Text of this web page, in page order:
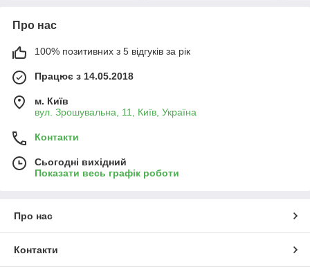
Про нас
100% позитивних з 5 відгуків за рік
Працює з 14.05.2018
м. Київ
вул. Зрошувальна, 11, Київ, Україна
Контакти
Сьогодні вихідний
Показати весь графік роботи
Про нас
Контакти